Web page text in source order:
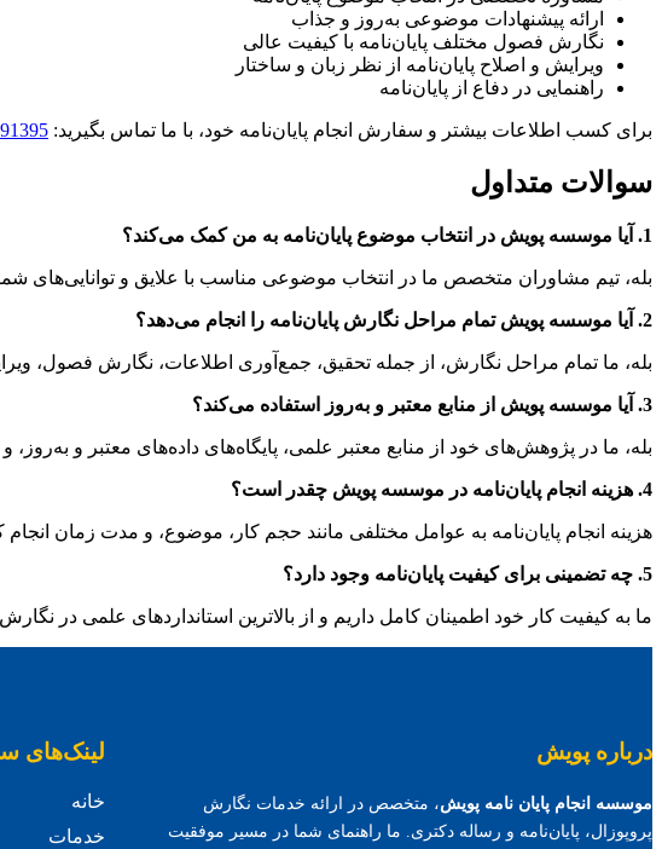
ارائه پیشنهادات موضوعی به‌روز و جذاب
نگارش فصول مختلف پایان‌نامه با کیفیت عالی
ویرایش و اصلاح پایان‌نامه از نظر زبان و ساختار
راهنمایی در دفاع از پایان‌نامه
برای کسب اطلاعات بیشتر و سفارش انجام پایان‌نامه خود، با ما تماس بگیرید:
سوالات متداول
1. آیا موسسه پویش در انتخاب موضوع پایان‌نامه به من کمک می‌کند؟
بله، تیم مشاوران متخصص ما در انتخاب موضوعی مناسب با علایق و توانایی‌های
2. آیا موسسه پویش تمام مراحل نگارش پایان‌نامه را انجام می‌دهد؟
بله، ما تمام مراحل نگارش، از جمله تحقیق، جمع‌آوری اطلاعات، نگارش فصول،
3. آیا موسسه پویش از منابع معتبر و به‌روز استفاده می‌کند؟
بله، ما در پژوهش‌های خود از منابع معتبر علمی، پایگاه‌های داده‌های معتبر و
4. هزینه انجام پایان‌نامه در موسسه پویش چقدر است؟
هزینه انجام پایان‌نامه به عوامل مختلفی مانند حجم کار، موضوع، و مدت زمان
5. چه تضمینی برای کیفیت پایان‌نامه وجود دارد؟
ما به کیفیت کار خود اطمینان کامل داریم و از بالاترین استانداردهای علمی در
درباره پویش
موسسه انجام پایان نامه پویش، متخصص در ارائه خدمات نگارش
پروپوزال، پایان‌نامه و رساله دکتری. ما راهنمای شما در مسیر موفقیت
لینک‌های
خانه
خدمات